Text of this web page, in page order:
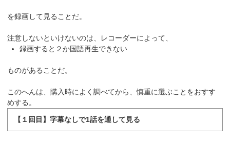
を録画して見ることだ。
注意しないといけないのは、レコーダーによって、
録画すると２か国語再生できない
ものがあることだ。
このへんは、購入時によく調べてから、慎重に選ぶことをおすす
めする。
【１回目】字幕なしで1話を通して見る